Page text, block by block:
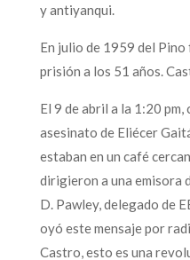
y antiyanqui.
En julio de 1959 del Pino
prisión a los 51 años.
El 9 de abril a la 1:20
asesinato de Eliécer
estaban en un café
dirigieron a una emisora
D. Pawley, delegado de
oyó este mensaje por
Castro, esto es una